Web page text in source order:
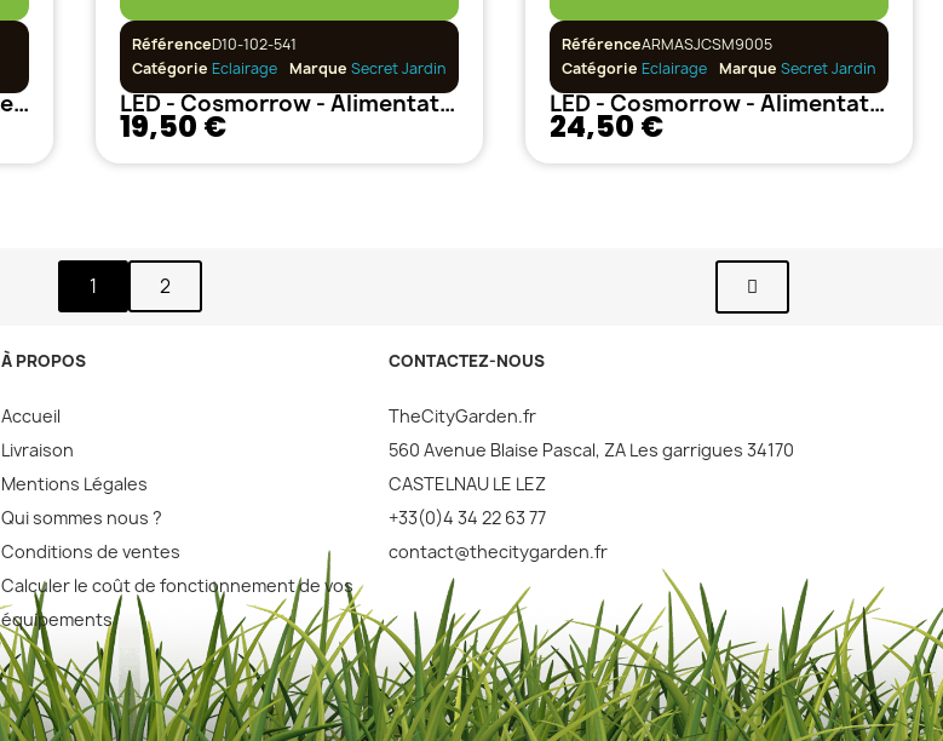
LUMATEK - Control Cable - Led Chain 5M
RéférenceD10-102-541
CatégorieEclairage Marque Secret Jardin
LED - Cosmorrow - Alimentation 1x20w
19,50 €
RéférenceARMASJCSM9005
CatégorieEclairage Marque Secret Jardin
LED - Cosmorrow - Alimentation 2x20w
24,50 €
1 2
À PROPOS
Accueil
Livraison
Mentions Légales
Qui sommes nous ?
Conditions de ventes
Calculer le coût de fonctionnement de vos
équipements
CONTACTEZ-NOUS
TheCityGarden.fr
560 Avenue Blaise Pascal, ZA Les garrigues 34170
CASTELNAU LE LEZ
+33(0)4 34 22 63 77
contact@thecitygarden.fr